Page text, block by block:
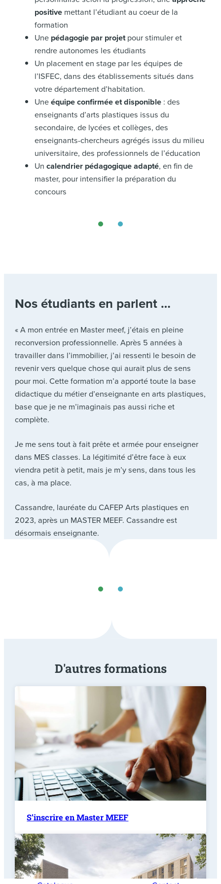
positive mettant l’étudiant au coeur de la
formation
Une pédagogie par projetpour stimuler et
rendre autonomes les étudiants
Un placement en stage par les équipes de
l’ISFEC, dans des établissements situés dans
votre département d’habitation.
Uneéquipe confirmée et disponible : des
enseignants d’arts plastiques issus du
secondaire, de lycées et collèges, des
enseignants-chercheurs agrégés issus du milieu
universitaire, des professionnels de l’éducation
Uncalendrier pédagogique adapté, en fin de
master, pour intensifier la préparation du
concours
Nos étudiants en parlent …
« A mon entrée en Master meef, j’étais en pleine
reconversion professionnelle. Après 5 années à
travailler dans l’immobilier, j’ai ressenti le besoin de
revenir vers quelque chose qui aurait plus de sens
pour moi. Cette formation m’a apporté toute la base
didactique du métier d’enseignante en arts plastiques,
base que je ne m’imaginais pas aussi riche et
complète.
Je me sens tout à fait prête et armée pour enseigner
dans MES classes. La légitimité d’être face à eux
viendra petit à petit, mais je m’y sens, dans tous les
cas, à ma place.
Cassandre, lauréate du CAFEP Arts plastiques en
2023, après un MASTER MEEF. Cassandre est
désormais enseignante.
D'autres formations
S’inscrire en Master MEEF